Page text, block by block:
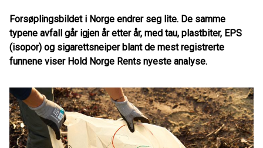
Forsøplingsbildet i Norge endrer seg lite. De samme
typene avfall går igjen år etter år, med tau, plastbiter, EPS
(isopor) og sigarettsneiper blant de mest registrerte
funnene viser Hold Norge Rents nyeste analyse.